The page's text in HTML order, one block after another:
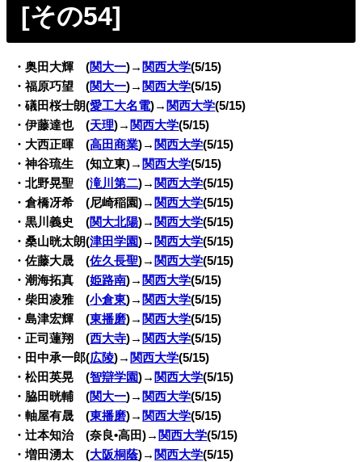
[その54]
・奥田大輝 (関大一)→ 関西大学(5/15)
・福原巧望 (関大一)→ 関西大学(5/15)
・礒田桜士朗(愛工大名電)→ 関西大学(5/15)
・伊藤達也 (天理)→ 関西大学(5/15)
・大西正暉 (高田商業)→ 関西大学(5/15)
・神谷琉生 (知立東)→ 関西大学(5/15)
・北野晃聖 (滝川第二)→ 関西大学(5/15)
・倉橋冴希 (尼崎稲園)→ 関西大学(5/15)
・黒川義史 (関大北陽)→ 関西大学(5/15)
・桑山晄太朗(津田学園)→ 関西大学(5/15)
・佐藤大晟 (佐久長聖)→ 関西大学(5/15)
・潮海拓真 (姫路南)→ 関西大学(5/15)
・柴田凌雅 (小倉東)→ 関西大学(5/15)
・島津宏輝 (東播磨)→ 関西大学(5/15)
・正司蓮翔 (西大寺)→ 関西大学(5/15)
・田中承一郎(広陵)→ 関西大学(5/15)
・松田英晃 (智辯学園)→ 関西大学(5/15)
・脇田晄輔 (関大一)→ 関西大学(5/15)
・軸屋有晟 (東播磨)→ 関西大学(5/15)
・辻本知治 (奈良•高田)→ 関西大学(5/15)
・増田湧太 (大阪桐蔭)→ 関西大学(5/15)